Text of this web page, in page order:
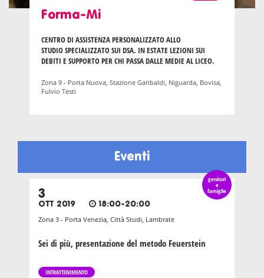
Forma-Mi
CENTRO DI ASSISTENZA PERSONALIZZATO ALLO
STUDIO SPECIALIZZATO SUI DSA. IN ESTATE LEZIONI SUI
DEBITI E SUPPORTO PER CHI PASSA DALLE MEDIE AL LICEO.
Zona 9 - Porta Nuova, Stazione Garibaldi, Niguarda, Bovisa,
Fulvio Testi
Eventi
genitori
e
famiglie
3
OTT 2019 18:00-20:00
Zona 3 - Porta Venezia, Città Studi, Lambrate
Sei di più, presentazione del metodo Feuerstein
INTRATTENIMENTO